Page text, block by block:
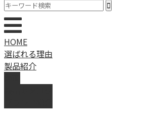
HOME
選ばれる理由
製品紹介